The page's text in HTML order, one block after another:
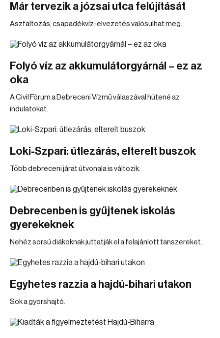
Már tervezik a józsai utca felújítását
Aszfaltozás, csapadékvíz-elvezetés valósulhat meg.
Folyó víz az akkumulátorgyárnál – ez az
oka
A Civil Fórum a Debreceni Vízmű válaszával hűtené az
indulatokat.
Loki-Szpari: útlezárás, elterelt buszok
Több debreceni járat útvonala is változik.
Debrecenben is gyűjtenek iskolás
gyerekeknek
Nehéz sorsú diákoknak juttatják el a felajánlott tanszereket.
Egyhetes razzia a hajdú-bihari utakon
Sok a gyorshajtó.